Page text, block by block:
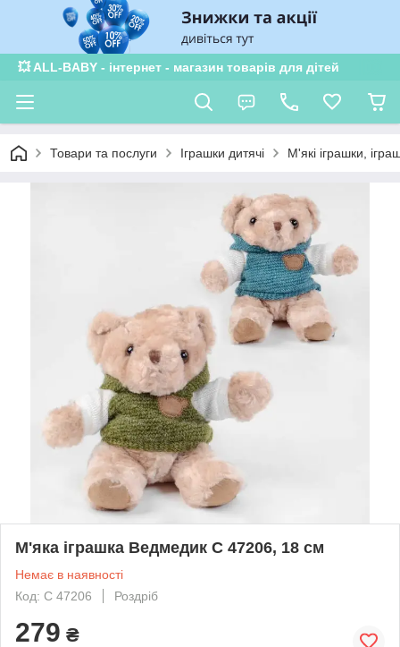
💥 ALL-BABY - інтернет - магазин товарів для дітей
Товари та послуги Іграшки дитячі М'які іграшки,
М'яка іграшка Ведмедик C 47206, 18 см
Немає в наявності
Код: C 47206
Роздріб
279 ₴